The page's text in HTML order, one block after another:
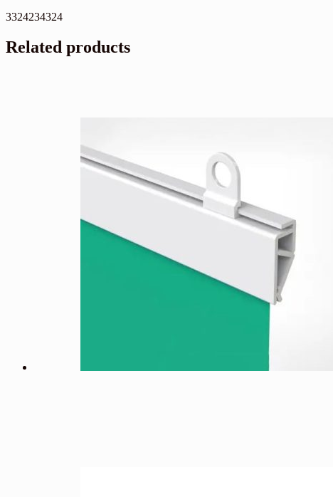
3324234324
Related products